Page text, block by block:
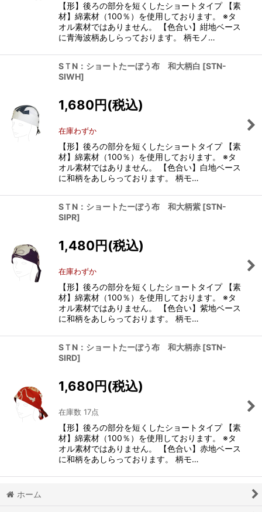
【形】後ろの部分を短くしたショートタイプ 【素
材】綿素材（100％）を使用しております。 ※タ
オル素材ではありません。 【色合い】紺地ベース
に青海波柄あしらっております。 柄モノ…
SＴN：ショートたーぼう布 和大柄白 [STN-
SIWH]
1,680円(税込)
在庫わずか
【形】後ろの部分を短くしたショートタイプ 【素
材】綿素材（100％）を使用しております。 ※タ
オル素材ではありません。 【色合い】白地ベース
に和柄をあしらっております。 柄モ…
SＴN：ショートたーぼう布 和大柄紫 [STN-
SIPR]
1,480円(税込)
在庫わずか
【形】後ろの部分を短くしたショートタイプ 【素
材】綿素材（100％）を使用しております。 ※タ
オル素材ではありません。 【色合い】紫地ベース
に和柄をあしらっております。 柄モ…
SＴN：ショートたーぼう布 和大柄赤 [STN-
SIRD]
1,680円(税込)
在庫数 17点
【形】後ろの部分を短くしたショートタイプ 【素
材】綿素材（100％）を使用しております。 ※タ
オル素材ではありません。 【色合い】赤地ベース
に和柄をあしらっております。 柄モ…
ホーム